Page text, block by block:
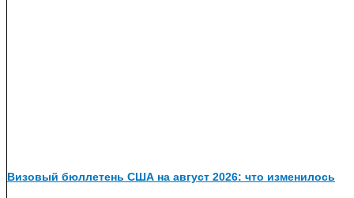
Визовый бюллетень США на август 2026: что изменилось